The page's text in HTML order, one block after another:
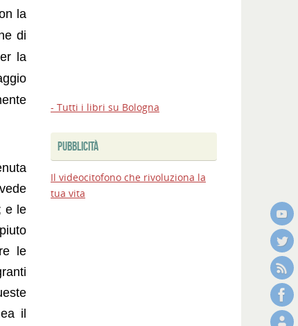
la
di
la
e le
le
il
- Tutti i libri su Bologna
PUBBLICITÀ
Il videocitofono che rivoluziona la
tua vita